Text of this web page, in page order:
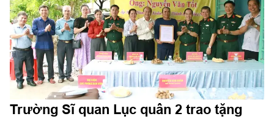
Trường Sĩ quan Lục quân 2 trao tặng